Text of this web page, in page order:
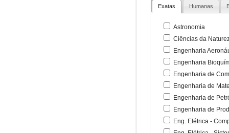
Exatas Humanas
Astronomia
Ciências da
Engenharia
Engenharia
Engenharia de
Engenharia de
Engenharia de
Engenharia de
Eng. Elétrica -